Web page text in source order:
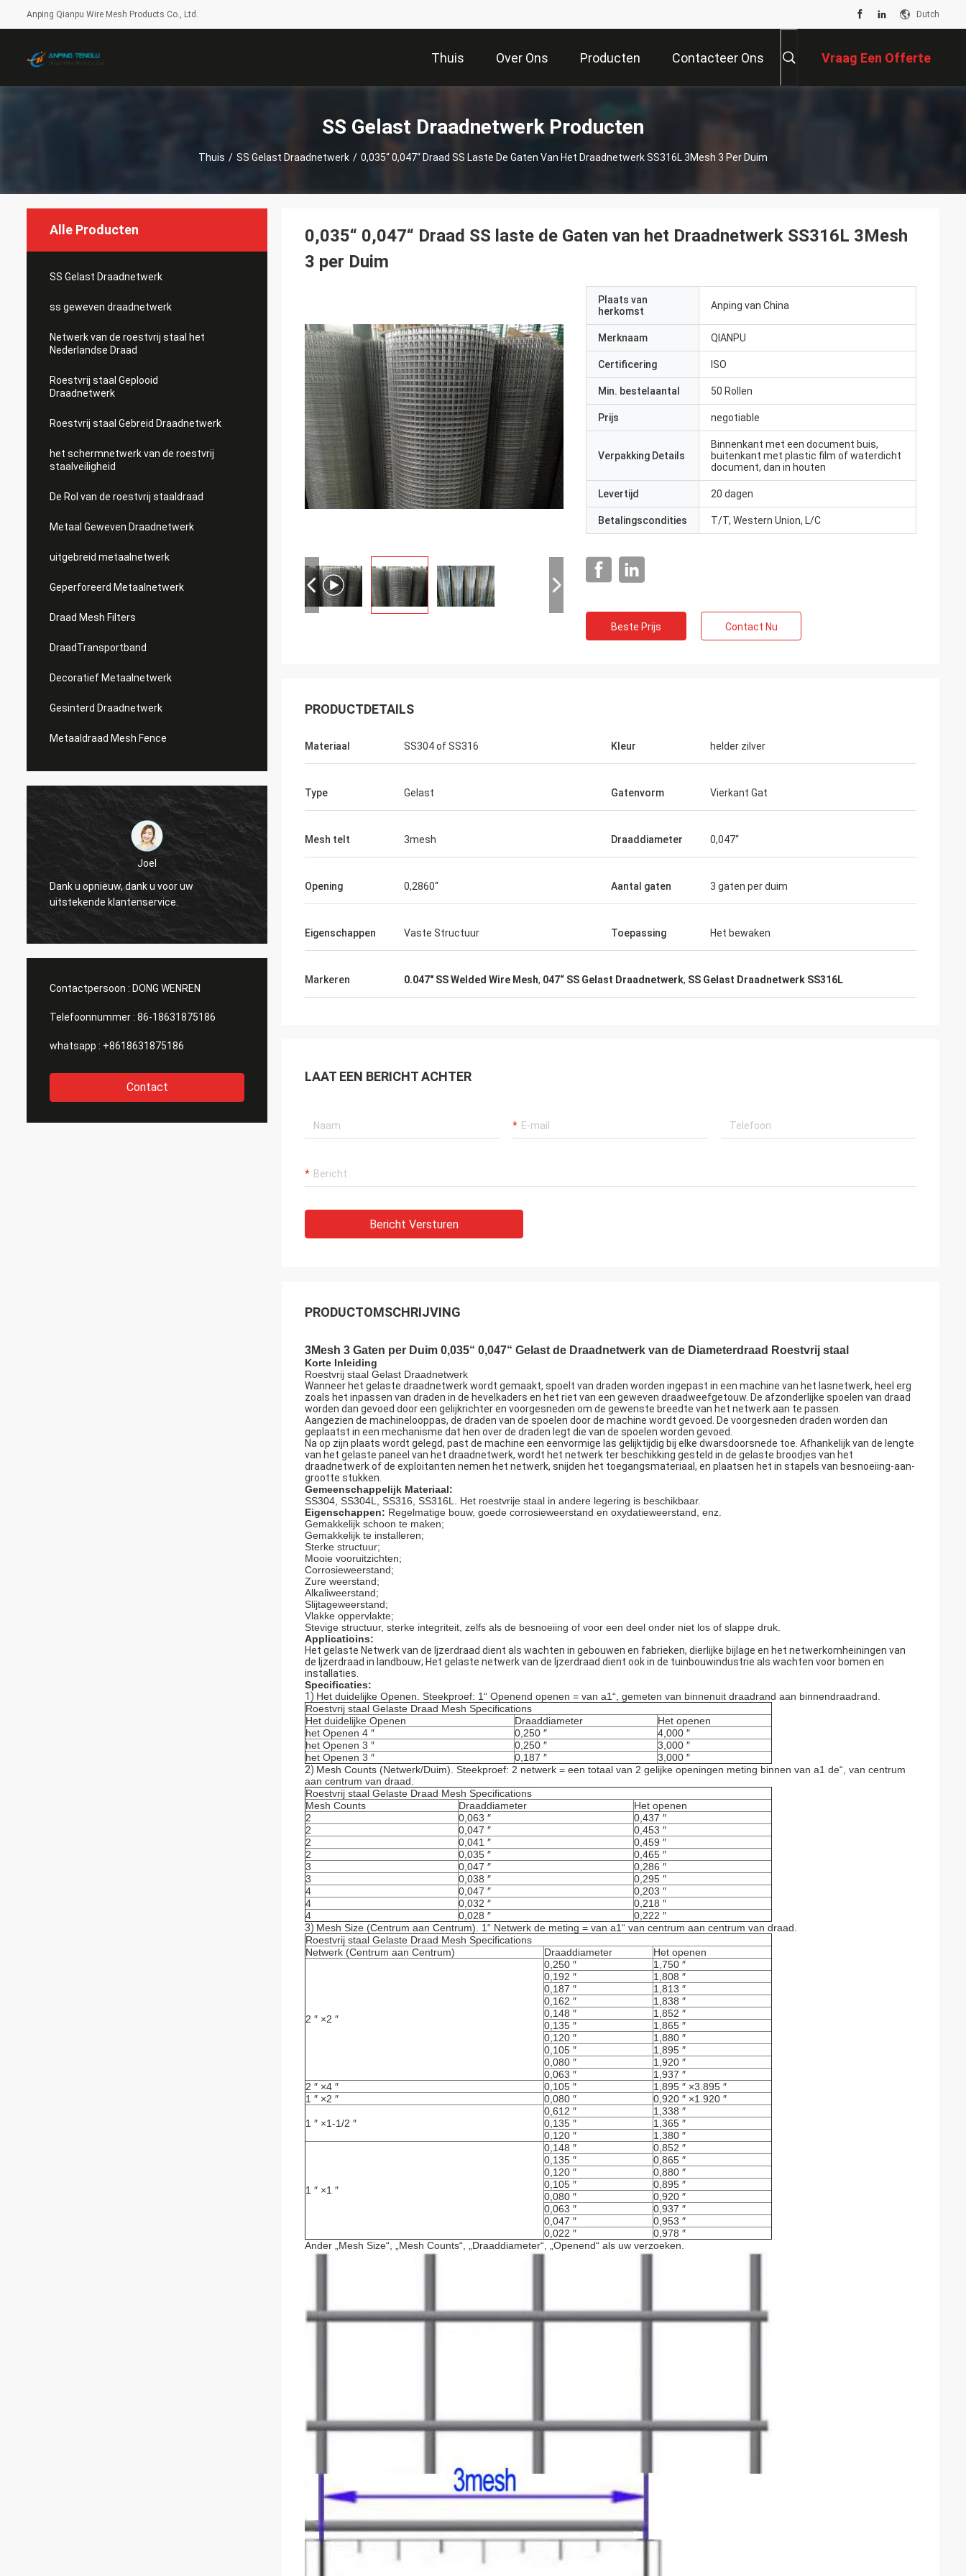
Anping Qianpu Wire Mesh Products Co., Ltd. Dutch
Thuis Over Ons Producten Contacteer Ons Vraag Een Offerte
SS Gelast Draadnetwerk Producten
Thuis / SS Gelast Draadnetwerk / 0,035“ 0,047“ Draad SS Laste De Gaten Van Het Draadnetwerk SS316L 3Mesh 3 Per Duim
Alle Producten
SS Gelast Draadnetwerk
ss geweven draadnetwerk
Netwerk van de roestvrij staal het
Nederlandse Draad
Roestvrij staal Geplooid
Draadnetwerk
Roestvrij staal Gebreid Draadnetwerk
het schermnetwerk van de roestvrij
staalveiligheid
De Rol van de roestvrij staaldraad
Metaal Geweven Draadnetwerk
uitgebreid metaalnetwerk
Geperforeerd Metaalnetwerk
Draad Mesh Filters
DraadTransportband
Decoratief Metaalnetwerk
Gesinterd Draadnetwerk
Metaaldraad Mesh Fence
Joel
Dank u opnieuw, dank u voor uw
uitstekende klantenservice.
Dank u opnieuw, dank u voor uw
uitstekende klantenservice.
Contactpersoon : DONG WENREN
Telefoonnummer : 86-18631875186
whatsapp : +8618631875186
Contact
0,035“ 0,047“ Draad SS laste de Gaten van het Draadnetwerk SS316L 3Mesh
3 per Duim
Plaats van
herkomst
Anping van China
Merknaam QIANPU
Certificering ISO
Min. bestelaantal 50 Rollen
Prijs negotiable
Verpakking Details
Binnenkant met een document buis,
buitenkant met plastic film of waterdicht
document, dan in houten
Levertijd 20 dagen
Betalingscondities T/T, Western Union, L/C
Beste Prijs Contact Nu
PRODUCTDETAILS
Materiaal SS304 of SS316 Kleur helder zilver
Type Gelast Gatenvorm Vierkant Gat
Mesh telt 3mesh Draaddiameter 0,047“
Opening 0,2860“ Aantal gaten 3 gaten per duim
Eigenschappen Vaste Structuur Toepassing Het bewaken
Markeren 0.047" SS Welded Wire Mesh, 047“ SS Gelast Draadnetwerk, SS Gelast Draadnetwerk SS316L
LAAT EEN BERICHT ACHTER
Bericht Versturen
PRODUCTOMSCHRIJVING
3Mesh 3 Gaten per Duim 0,035“ 0,047“ Gelast de Draadnetwerk van de Diameterdraad Roestvrij staal
Korte Inleiding
Roestvrij staal Gelast Draadnetwerk
Wanneer het gelaste draadnetwerk wordt gemaakt, spoelt van draden worden ingepast in een machine van het lasnetwerk, heel erg
zoals het inpassen van draden in de hevelkaders en het riet van een geweven draadweefgetouw. De afzonderlijke spoelen van draad
worden dan gevoed door een gelijkrichter en voorgesneden om de gewenste breedte van het netwerk aan te passen.
Aangezien de machinelooppas, de draden van de spoelen door de machine wordt gevoed. De voorgesneden draden worden dan
geplaatst in een mechanisme dat hen over de draden legt die van de spoelen worden gevoed.
Na op zijn plaats wordt gelegd, past de machine een eenvormige las gelijktijdig bij elke dwarsdoorsnede toe. Afhankelijk van de lengte
van het gelaste paneel van het draadnetwerk, wordt het netwerk ter beschikking gesteld in de gelaste broodjes van het
draadnetwerk of de exploitanten nemen het netwerk, snijden het toegangsmateriaal, en plaatsen het in stapels van besnoeiing-aan-
grootte stukken.
Gemeenschappelijk Materiaal:
SS304, SS304L, SS316, SS316L. Het roestvrije staal in andere legering is beschikbaar.
Eigenschappen: Regelmatige bouw, goede corrosieweerstand en oxydatieweerstand, enz.
Gemakkelijk schoon te maken;
Gemakkelijk te installeren;
Sterke structuur;
Mooie vooruitzichten;
Corrosieweerstand;
Zure weerstand;
Alkaliweerstand;
Slijtageweerstand;
Vlakke oppervlakte;
Stevige structuur, sterke integriteit, zelfs als de besnoeiing of voor een deel onder niet los of slappe druk.
Applicatioins:
Het gelaste Netwerk van de Ijzerdraad dient als wachten in gebouwen en fabrieken, dierlijke bijlage en het netwerkomheiningen van
de Ijzerdraad in landbouw; Het gelaste netwerk van de Ijzerdraad dient ook in de tuinbouwindustrie als wachten voor bomen en
installaties.
Specificaties:
1) Het duidelijke Openen. Steekproef: 1“ Openend openen = van a1“, gemeten van binnenuit draadrand aan binnendraadrand.
Roestvrij staal Gelaste Draad Mesh Specifications
Het duidelijke Openen
Draaddiameter
Het openen
het Openen 4 ″
0,250 ″
4,000 ″
het Openen 3 ″
0,250 ″
3,000 ″
het Openen 3 ″
0,187 ″
3,000 ″
2) Mesh Counts (Netwerk/Duim). Steekproef: 2 netwerk = een totaal van 2 gelijke openingen meting binnen van a1 de“, van centrum
aan centrum van draad.
Roestvrij staal Gelaste Draad Mesh Specifications
Mesh Counts
Draaddiameter
Het openen
2
0,063 ″
0,437 ″
2
0,047 ″
0,453 ″
2
0,041 ″
0,459 ″
2
0,035 ″
0,465 ″
3
0,047 ″
0,286 ″
3
0,038 ″
0,295 ″
4
0,047 ″
0,203 ″
4
0,032 ″
0,218 ″
4
0,028 ″
0,222 ″
3) Mesh Size (Centrum aan Centrum). 1“ Netwerk de meting = van a1“ van centrum aan centrum van draad.
Roestvrij staal Gelaste Draad Mesh Specifications
Netwerk (Centrum aan Centrum)
Draaddiameter Het openen
2 ″ ×2 ″
0,250 ″
1,750 ″
0,192 ″
1,808 ″
0,187 ″
1,813 ″
0,162 ″
1,838 ″
0,148 ″
1,852 ″
0,135 ″
1,865 ″
0,120 ″
1,880 ″
0,105 ″
1,895 ″
0,080 ″
1,920 ″
0,063 ″
1,937 ″
2 ″ ×4 ″
0,105 ″
1,895 ″ ×3.895 ″
1 ″ ×2 ″
0,080 ″ 0,920 ″ ×1.920 ″
1 ″ ×1-1/2 ″
0,612 ″
1,338 ″
0,135 ″
1,365 ″
0,120 ″
1,380 ″
1 ″ ×1 ″
0,148 ″
0,852 ″
0,135 ″
0,865 ″
0,120 ″
0,880 ″
0,105 ″
0,895 ″
0,080 ″
0,920 ″
0,063 ″
0,937 ″
0,047 ″
0,953 ″
0,022 ″
0,978 ″
Ander „Mesh Size“, „Mesh Counts“, „Draaddiameter“, „Openend“ als uw verzoeken.